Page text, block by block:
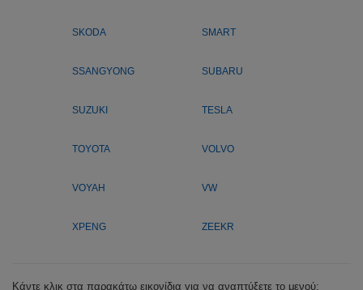
SKODA SMART
SSANGYONG SUBARU
SUZUKI TESLA
TOYOTA VOLVO
VOYAH VW
XPENG ZEEKR
Κάντε κλικ στα παρακάτω εικονίδια για να αναπτύξετε το μενού: